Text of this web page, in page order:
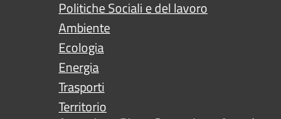
Politiche Sociali e del lavoro
Ambiente
Ecologia
Energia
Trasporti
Territorio